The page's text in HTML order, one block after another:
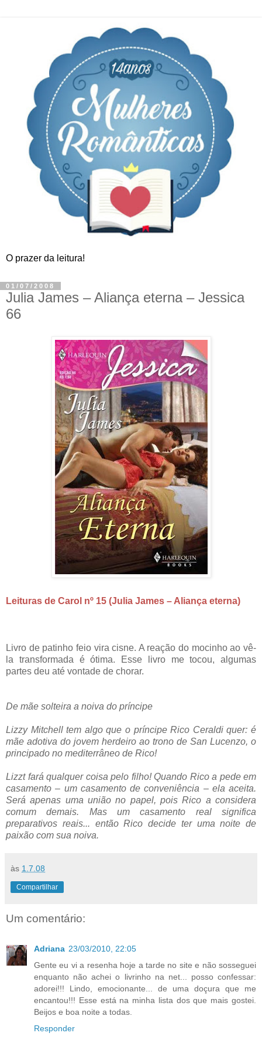
O prazer da leitura!
01/07/2008
Julia James – Aliança eterna – Jessica
66
Leituras de Carol nº 15 (Julia James – Aliança eterna)
Livro de patinho feio vira cisne. A reação do mocinho ao vê-
la transformada é ótima. Esse livro me tocou, algumas
partes deu até vontade de chorar.
De mãe solteira a noiva do príncipe
Lizzy Mitchell tem algo que o príncipe Rico Ceraldi quer: é
mãe adotiva do jovem herdeiro ao trono de San Lucenzo, o
principado no mediterrâneo de Rico!
Lizzt fará qualquer coisa pelo filho! Quando Rico a pede em
casamento – um casamento de conveniência – ela aceita.
Será apenas uma união no papel, pois Rico a considera
comum demais. Mas um casamento real significa
preparativos reais... então Rico decide ter uma noite de
paixão com sua noiva.
às 1.7.08
Compartilhar
Um comentário:
Adriana 23/03/2010, 22:05
Gente eu vi a resenha hoje a tarde no site e não sosseguei
enquanto não achei o livrinho na net... posso confessar:
adorei!!! Lindo, emocionante... de uma doçura que me
encantou!!! Esse está na minha lista dos que mais gostei.
Beijos e boa noite a todas.
Responder